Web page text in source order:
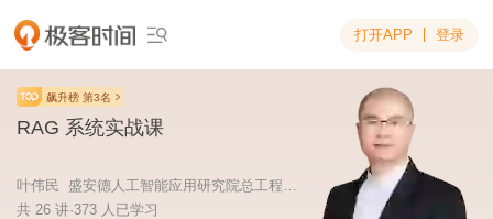
 打开APP 登录
飙升榜 第3名
RAG 系统实战课
叶伟民 盛安德人工智能应用研究院总工程师，RAG 技术专家
共 26 讲·373 人已学习